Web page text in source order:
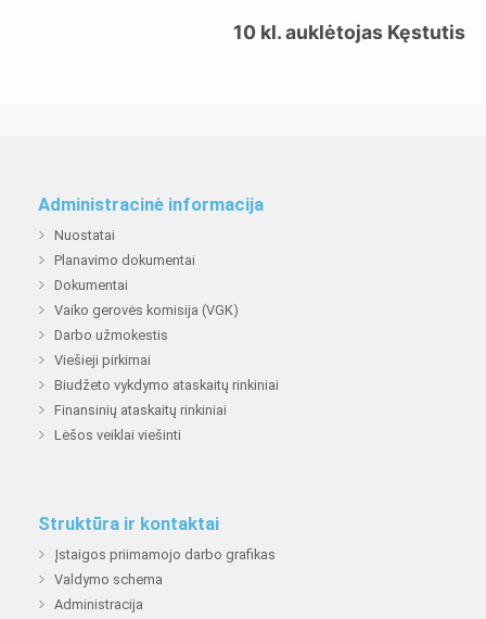
10 kl. auklėtojas Kęstutis
Administracinė informacija
Nuostatai
Planavimo dokumentai
Dokumentai
Vaiko gerovės komisija (VGK)
Darbo užmokestis
Viešieji pirkimai
Biudžeto vykdymo ataskaitų rinkiniai
Finansinių ataskaitų rinkiniai
Lėšos veiklai viešinti
Struktūra ir kontaktai
Įstaigos priimamojo darbo grafikas
Valdymo schema
Administracija